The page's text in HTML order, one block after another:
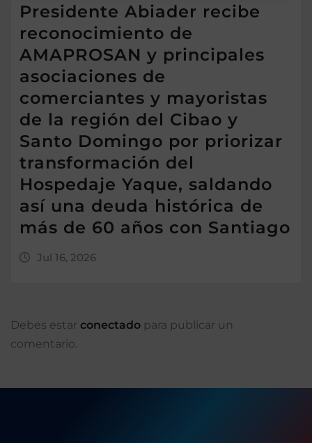
Presidente Abiader recibe
reconocimiento de
AMAPROSAN y principales
asociaciones de
comerciantes y mayoristas
de la región del Cibao y
Santo Domingo por priorizar
transformación del
Hospedaje Yaque, saldando
así una deuda histórica de
más de 60 años con Santiago
Jul 16, 2026
Debes estar conectado para publicar un
comentario.